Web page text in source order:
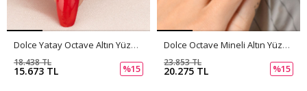
Dolce Yatay Octave Altın Yüzük PI0241
15.673 TL
18.438 TL
%15
Dolce Octave Mineli Altın Yüzük PI0240
20.275 TL
23.853 TL
%15